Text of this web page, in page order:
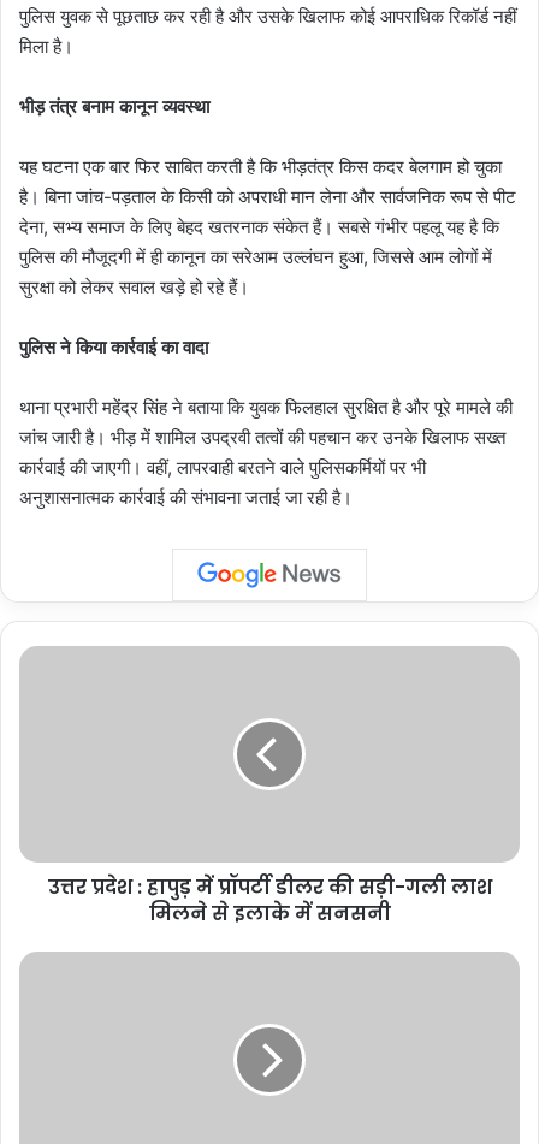
पुलिस युवक से पूछताछ कर रही है और उसके खिलाफ कोई आपराधिक रिकॉर्ड नहीं
मिला है।
भीड़ तंत्र बनाम कानून व्यवस्था
यह घटना एक बार फिर साबित करती है कि भीड़तंत्र किस कदर बेलगाम हो चुका
है। बिना जांच-पड़ताल के किसी को अपराधी मान लेना और सार्वजनिक रूप से पीट
देना, सभ्य समाज के लिए बेहद खतरनाक संकेत हैं। सबसे गंभीर पहलू यह है कि
पुलिस की मौजूदगी में ही कानून का सरेआम उल्लंघन हुआ, जिससे आम लोगों में
सुरक्षा को लेकर सवाल खड़े हो रहे हैं।
पुलिस ने किया कार्रवाई का वादा
थाना प्रभारी महेंद्र सिंह ने बताया कि युवक फिलहाल सुरक्षित है और पूरे मामले की
जांच जारी है। भीड़ में शामिल उपद्रवी तत्वों की पहचान कर उनके खिलाफ सख्त
कार्रवाई की जाएगी। वहीं, लापरवाही बरतने वाले पुलिसकर्मियों पर भी
अनुशासनात्मक कार्रवाई की संभावना जताई जा रही है।
उत्तर
सड़ी-
से
उत्तर प्रदेश : हापुड़ में प्रॉपर्टी डीलर की सड़ी-गली लाश
मिलने से इलाके में सनसनी
Faridabad: